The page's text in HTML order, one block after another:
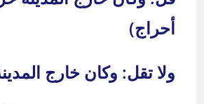
أحراج)
ولا تقل: وكان خارج